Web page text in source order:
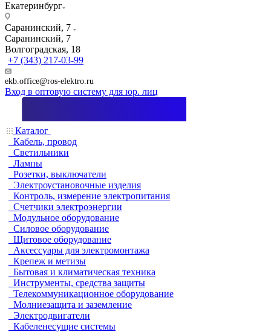
Екатеринбург
Саранинский, 7
Саранинский, 7
Волгоградская, 18
+7 (343) 217-03-99
ekb.office@ros-elektro.ru
Вход в оптовую систему для юр. лиц
Каталог
Кабель, провод
Светильники
Лампы
Розетки, выключатели
Электроустановочные изделия
Контроль, измерение электропитания
Счетчики электроэнергии
Модульное оборудование
Силовое оборудование
Щитовое оборудование
Аксессуары для электромонтажа
Крепеж и метизы
Бытовая и климатическая техника
Инструменты, средства защиты
Телекоммуникационное оборудование
Молниезащита и заземление
Электродвигатели
Кабеленесущие системы